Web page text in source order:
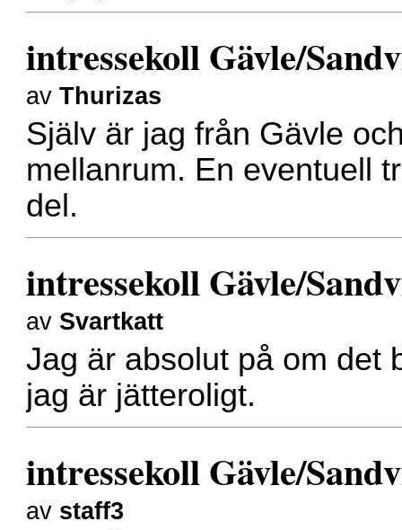
intressekoll Gävle/
avThurizas
Själv är jag från Gävle
mellanrum. En eventuell
del.
intressekoll Gävle/
av Svartkatt
Jag är absolut på om det
jag är jätteroligt.
intressekoll Gävle/
av staff3